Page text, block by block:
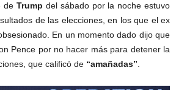
deTrump del sábado por la noche estuvo
de las elecciones, en los que el ex
En un momento dado dijo que
Pence por no hacer más para detener la
que calificó de “amañadas”.